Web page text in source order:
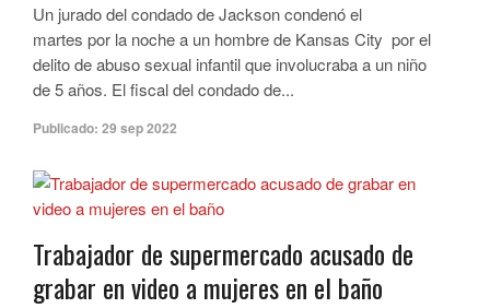
Un jurado del condado de Jackson condenó el
martes por la noche a un hombre de Kansas City por el
delito de abuso sexual infantil que involucraba a un niño
de 5 años. El fiscal del condado de...
Publicado: 29 sep 2022
Trabajador de supermercado acusado de
grabar en video a mujeres en el baño